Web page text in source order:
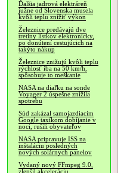
Ďalšia jadrová elektráreň
južne od Slovenska musela
kvôli teplu znížiť výkon
Železnice predávajú dve
tretiny lístkov elektronicky,
po donútení cestujúcich na
takýto nákup
Železnice znižujú kvôli teplu
rýchlosť iba na 50 km/h,
spôsobuje to meškanie
NASA na diaľku na sonde
Voyager 2 úspešne znížila
spotrebu
Súd zakázal samojazdiacim
Google taxíkom dobíjanie v
noci, rušili obyvateľov
NASA pripravuje ISS na
inštaláciu posledných
nových solárnych panelov
Vydaný nový FFmpeg 9.0,
zlepšil akceleráciu